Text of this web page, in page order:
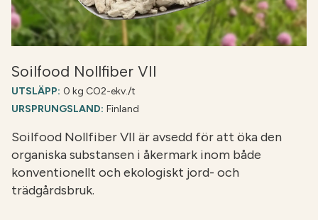
Soilfood Nollfiber VII
UTSLÄPP: 0 kg CO2-ekv./t
URSPRUNGSLAND: Finland
Soilfood Nollfiber VII är avsedd för att öka den
organiska substansen i åkermark inom både
konventionellt och ekologiskt jord- och
trädgårdsbruk.